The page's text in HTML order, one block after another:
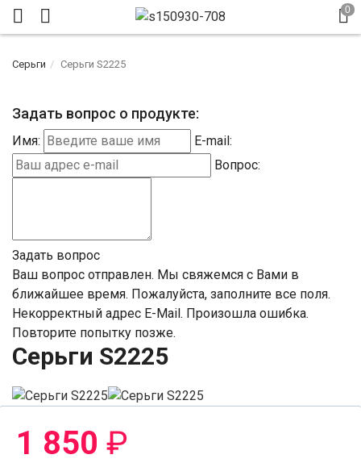
Серьги Серьги S2225
Задать вопрос о продукте:
Имя:
E-mail:
Вопрос:
Задать вопрос
Ваш вопрос отправлен. Мы свяжемся с Вами в
ближайшее время. Пожалуйста, заполните все поля.
Некорректный адрес E-Mail. Произошла ошибка.
Повторите попытку позже.
Серьги S2225
1 850 ₽